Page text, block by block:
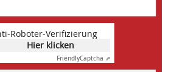
Roboter-Verifizierung
Hier klicken
FriendlyCaptcha ⇗